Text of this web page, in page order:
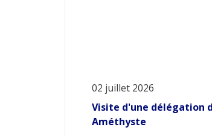
02 juillet 2026
Visite d'une délégation
Améthyste